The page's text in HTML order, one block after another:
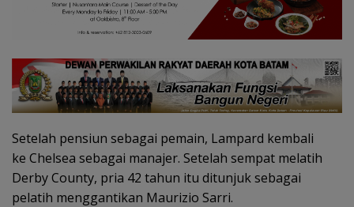
Setelah pensiun sebagai pemain, Lampard kembali
ke Chelsea sebagai manajer. Setelah sempat melatih
Derby County, pria 42 tahun itu ditunjuk sebagai
pelatih menggantikan Maurizio Sarri.